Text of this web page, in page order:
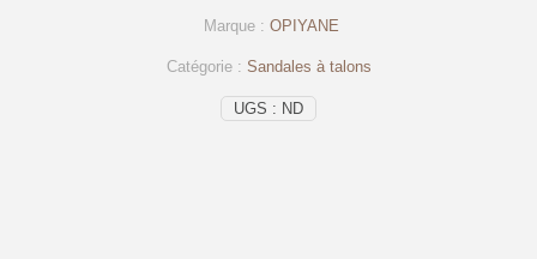
UGS : ND
Catégorie : Sandales à talons
Marque : OPIYANE